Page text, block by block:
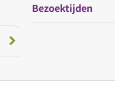
Bezoektijden